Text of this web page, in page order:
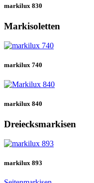
markilux 830
Markisoletten
markilux 740
markilux 840
Dreiecksmarkisen
markilux 893